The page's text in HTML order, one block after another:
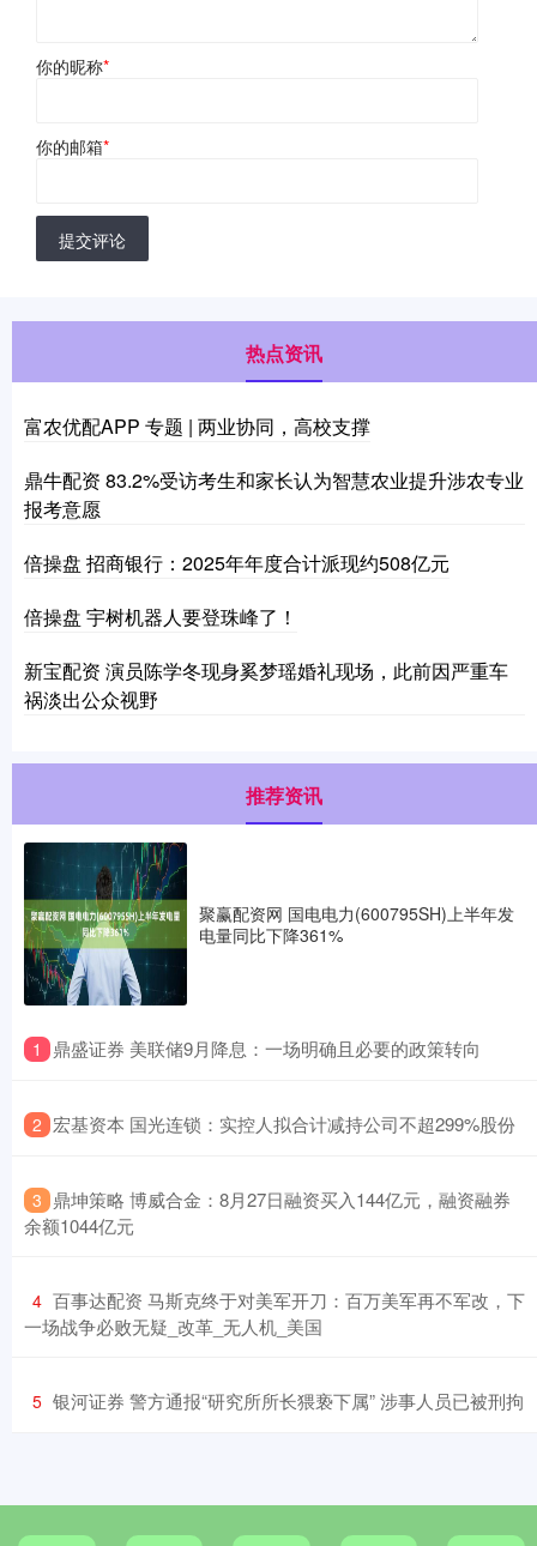
你的昵称*
你的邮箱*
提交评论
热点资讯
富农优配APP 专题 | 两业协同，高校支撑
鼎牛配资 83.2%受访考生和家长认为智慧农业提升涉农专业
报考意愿
倍操盘 招商银行：2025年年度合计派现约508亿元
倍操盘 宇树机器人要登珠峰了！
新宝配资 演员陈学冬现身奚梦瑶婚礼现场，此前因严重车
祸淡出公众视野
推荐资讯
聚赢配资网 国电电力(600795SH)上半年发
电量同比下降361%
1 ​鼎盛证券 美联储9月降息：一场明确且必要的政策转向
2 ​宏基资本 国光连锁：实控人拟合计减持公司不超299%股份
3 ​鼎坤策略 博威合金：8月27日融资买入144亿元，融资融券
余额1044亿元
4 ​百事达配资 马斯克终于对美军开刀：百万美军再不军改，下
一场战争必败无疑_改革_无人机_美国
5 ​银河证券 警方通报“研究所所长猥亵下属” 涉事人员已被刑拘